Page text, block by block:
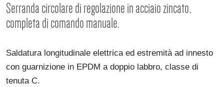
Serranda circolare di regolazione in acciaio zincato,
completa di comando manuale.
Saldatura longitudinale elettrica ed estremità ad innesto
con guarnizione in EPDM a doppio labbro, classe di
tenuta C.